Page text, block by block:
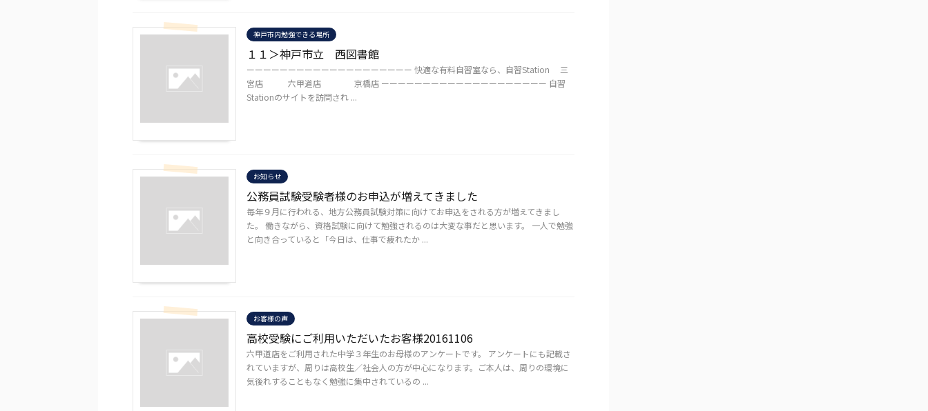
神戸市内勉強できる場所
１１＞神戸市立 西図書館
ーーーーーーーーーーーーーーーーーーーー 快適な有料自習室なら、自習Station 三
宮店 六甲道店 京橋店 ーーーーーーーーーーーーーーーーーーーー 自習
Stationのサイトを訪問され ...
お知らせ
公務員試験受験者様のお申込が増えてきました
毎年９月に行われる、地方公務員試験対策に向けてお申込をされる方が増えてきまし
た。 働きながら、資格試験に向けて勉強されるのは大変な事だと思います。 一人で勉強
と向き合っていると「今日は、仕事で疲れたか ...
お客様の声
高校受験にご利用いただいたお客様20161106
六甲道店をご利用された中学３年生のお母様のアンケートです。 アンケートにも記載さ
れていますが、周りは高校生／社会人の方が中心になります。ご本人は、周りの環境に
気後れすることもなく勉強に集中されているの ...